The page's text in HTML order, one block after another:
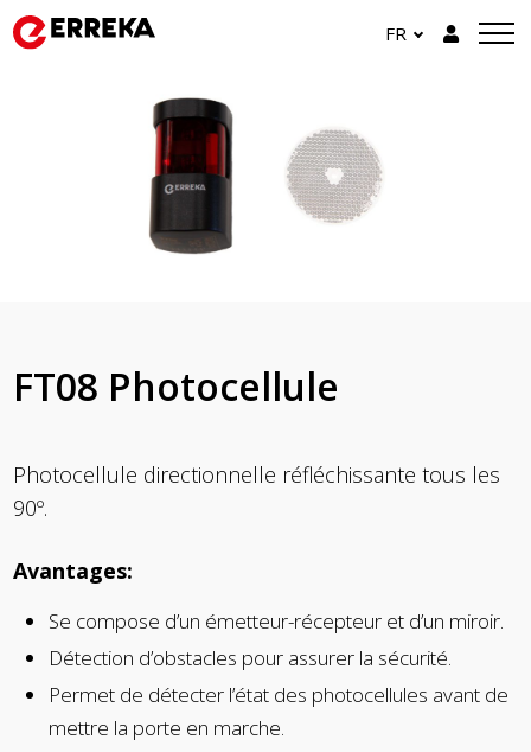
FR
FT08 Photocellule
Photocellule directionnelle réfléchissante tous les
90º.
Avantages:
Se compose d’un émetteur-récepteur et d’un miroir.
Détection d’obstacles pour assurer la sécurité.
Permet de détecter l’état des photocellules avant de
mettre la porte en marche.